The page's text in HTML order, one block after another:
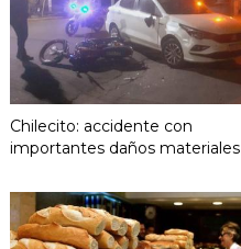
Chilecito: accidente con
importantes daños materiales